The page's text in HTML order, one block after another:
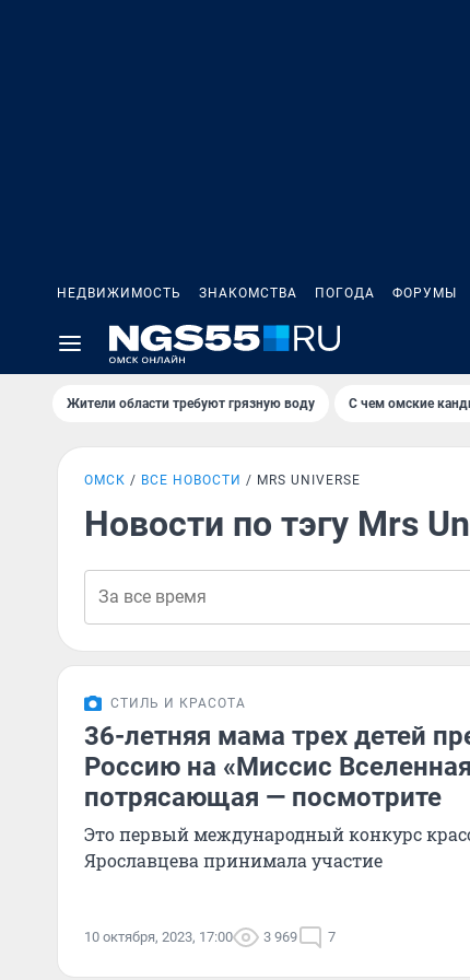
НЕДВИЖИМОСТЬ ЗНАКОМСТВА ПОГОДА ФОРУМЫ
Жители области требуют грязную воду С чем омские
ОМСК ВСЕ НОВОСТИ MRS UNIVERSE
Новости по тэгу Mrs
СТИЛЬ И КРАСОТА
36-летняя мама трех детей
Россию на «Миссис
потрясающая — посмотрите
Это первый международный конкурс
Ярославцева принимала участие
10 октября, 2023, 17:00 3 969 7